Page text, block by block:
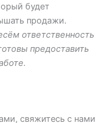
будет
продажи.
ответственность
предоставить
свяжитесь с нами